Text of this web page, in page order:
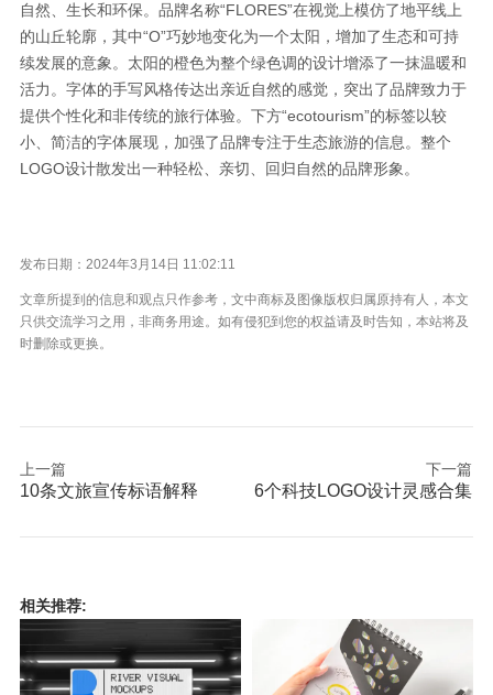
自然、生长和环保。品牌名称“FLORES”在视觉上模仿了地平线上
的山丘轮廓，其中“O”巧妙地变化为一个太阳，增加了生态和可持
续发展的意象。太阳的橙色为整个绿色调的设计增添了一抹温暖和
活力。字体的手写风格传达出亲近自然的感觉，突出了品牌致力于
提供个性化和非传统的旅行体验。下方“ecotourism”的标签以较
小、简洁的字体展现，加强了品牌专注于生态旅游的信息。整个
LOGO设计散发出一种轻松、亲切、回归自然的品牌形象。
发布日期：2024年3月14日 11:02:11
文章所提到的信息和观点只作参考，文中商标及图像版权归属原持有人，本文
只供交流学习之用，非商务用途。如有侵犯到您的权益请及时告知，本站将及
时删除或更换。
上一篇
10条文旅宣传标语解释
下一篇
6个科技LOGO设计灵感合集
相关推荐: